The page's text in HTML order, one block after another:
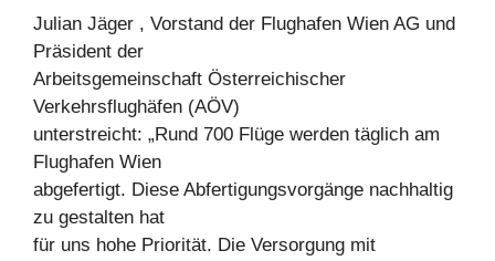
Julian Jäger , Vorstand der Flughafen Wien AG und
Präsident der
Arbeitsgemeinschaft Österreichischer
Verkehrsflughäfen (AÖV)
unterstreicht: „Rund 700 Flüge werden täglich am
Flughafen Wien
abgefertigt. Diese Abfertigungsvorgänge nachhaltig
zu gestalten hat
für uns hohe Priorität. Die Versorgung mit